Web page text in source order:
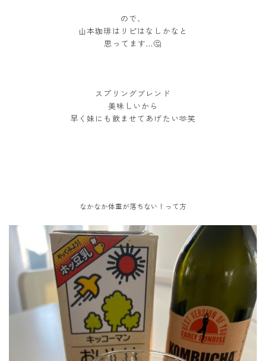
ので、
山本珈琲はリピはなしかなと
思ってます…🤔
スプリングブレンド
美味しいから
早く妹にも飲ませてあげたい🫶笑
なかなか体重が落ちない！って方